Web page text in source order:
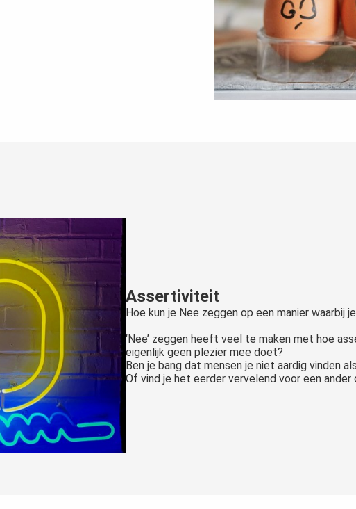
Assertiviteit
Hoe kun je Nee zeggen op een manier waarbij
‘Nee’ zeggen heeft veel te maken met hoe
eigenlijk geen plezier mee doet?
Ben je bang dat mensen je niet aardig vinden als
Of vind je het eerder vervelend voor een ander